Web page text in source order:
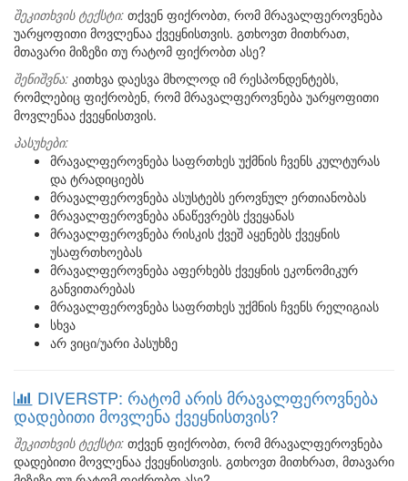
შეკითხვის ტექსტი: თქვენ ფიქრობთ, რომ მრავალფეროვნება
უარყოფითი მოვლენაა ქვეყნისთვის. გთხოვთ მითხრათ,
მთავარი მიზეზი თუ რატომ ფიქრობთ ასე?
შენიშვნა: კითხვა დაესვა მხოლოდ იმ რესპონდენტებს,
რომლებიც ფიქრობენ, რომ მრავალფეროვნება უარყოფითი
მოვლენაა ქვეყნისთვის.
პასუხები:
მრავალფეროვნება საფრთხეს უქმნის ჩვენს კულტურას
და ტრადიციებს
მრავალფეროვნება ასუსტებს ეროვნულ ერთიანობას
მრავალფეროვნება ანაწევრებს ქვეყანას
მრავალფეროვნება რისკის ქვეშ აყენებს ქვეყნის
უსაფრთხოებას
მრავალფეროვნება აფერხებს ქვეყნის ეკონომიკურ
განვითარებას
მრავალფეროვნება საფრთხეს უქმნის ჩვენს რელიგიას
სხვა
არ ვიცი/უარი პასუხზე
DIVERSTP: რატომ არის მრავალფეროვნება
დადებითი მოვლენა ქვეყნისთვის?
შეკითხვის ტექსტი: თქვენ ფიქრობთ, რომ მრავალფეროვნება
დადებითი მოვლენაა ქვეყნისთვის. გთხოვთ მითხრათ, მთავარი